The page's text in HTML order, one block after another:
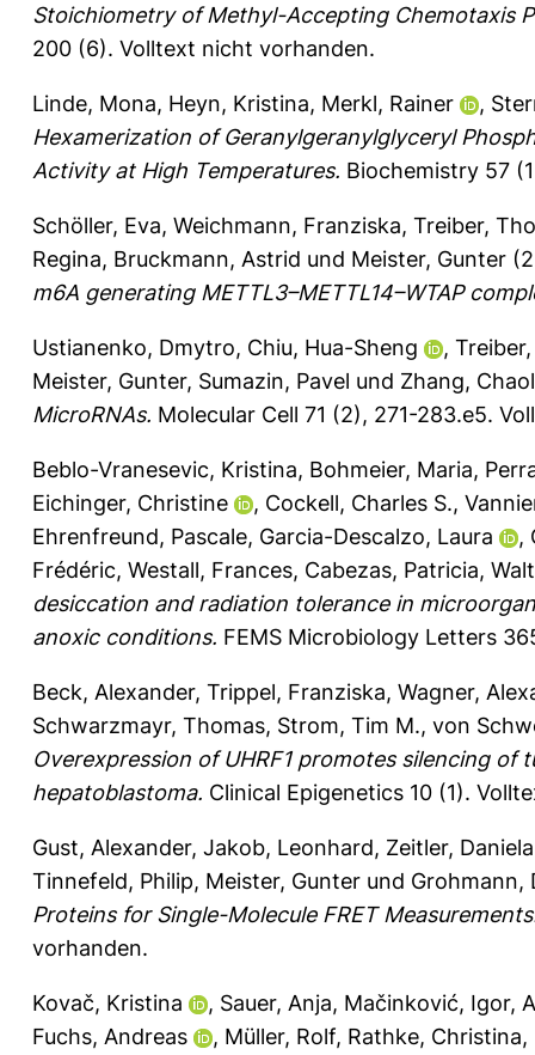
Stoichiometry of Methyl-Accepting Chemotaxis
200 (6). Volltext nicht vorhanden.
Linde, Mona, Heyn, Kristina, Merkl, Rainer ,
Hexamerization of Geranylgeranylglyceryl
Activity at High Temperatures. Biochemistry 57
Schöller, Eva, Weichmann, Franziska, Treiber,
Regina, Bruckmann, Astrid und Meister, Gunter
m6A generating METTL3–METTL14–WTAP
Ustianenko, Dmytro, Chiu, Hua-Sheng ,
Meister, Gunter, Sumazin, Pavel und Zhang,
MicroRNAs. Molecular Cell 71 (2), 271-283.e5.
Beblo-Vranesevic, Kristina, Bohmeier, Maria,
Eichinger, Christine
, Cockell, Charles S.,
Ehrenfreund, Pascale, Garcia-Descalzo, Laura ,
Frédéric, Westall, Frances, Cabezas, Patricia,
desiccation and radiation tolerance in
anoxic conditions. FEMS Microbiology Letters
Beck, Alexander, Trippel, Franziska, Wagner,
Schwarzmayr, Thomas, Strom, Tim M., von
Overexpression of UHRF1 promotes silencing
hepatoblastoma. Clinical Epigenetics 10 (1).
Gust, Alexander, Jakob, Leonhard, Zeitler,
Tinnefeld, Philip, Meister, Gunter und Grohmann,
Proteins for Single-Molecule FRET
vorhanden.
Kovač, Kristina , Sauer, Anja, Mačinković, Igor,
Fuchs, Andreas
, Müller, Rolf, Rathke, Christina,